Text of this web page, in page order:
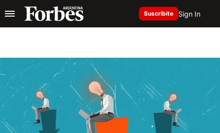
Suscribite Sign In